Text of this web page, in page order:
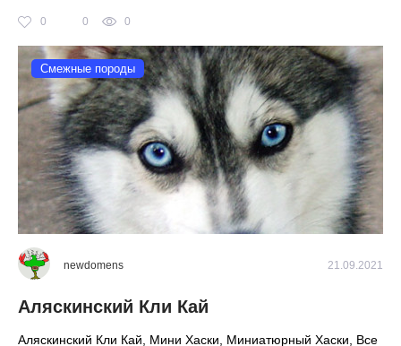
0 0 0
Смежные породы
newdomens 21.09.2021
Аляскинский Кли Кай
Аляскинский Кли Кай, Мини Хаски, Миниатюрный Хаски, Все